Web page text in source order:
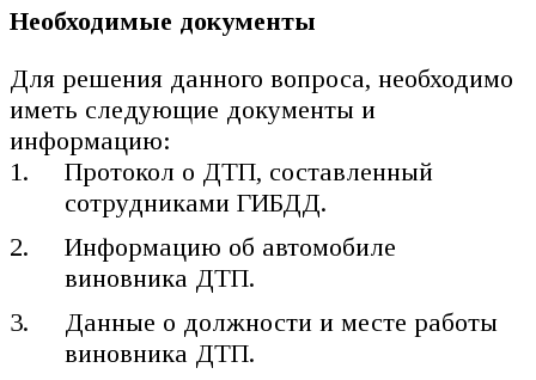
Необходимые документы
Для решения данного вопроса, необходимо
иметь следующие документы и
информацию:
Протокол о ДТП, составленный
сотрудниками ГИБДД.
Информацию об автомобиле
виновника ДТП.
Данные о должности и месте работы
виновника ДТП.